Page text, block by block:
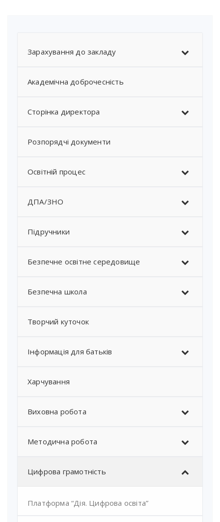
Зарахування до закладу
Академічна доброчесність
Сторінка директора
Розпорядчі документи
Освітній процес
ДПА/ЗНО
Підручники
Безпечне освітне середовище
Безпечна школа
Творчий куточок
Інформація для батьків
Харчування
Виховна робота
Методична робота
Цифрова грамотність
Платформа “Дія. Цифрова освіта”